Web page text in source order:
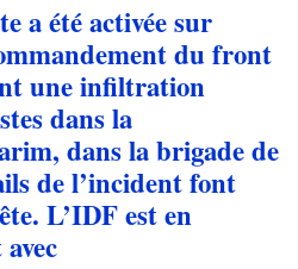
a été activée sur
du front
une infiltration
dans la
dans la brigade de
de l’incident font
L’IDF est en